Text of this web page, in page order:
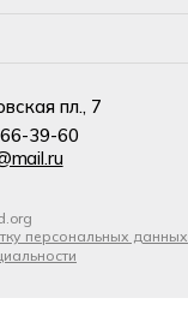
пл., 7
39-60
персональных данных